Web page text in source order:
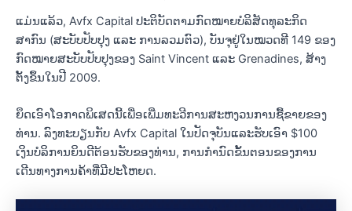
ແມ່ນແລ້ວ, Avfx Capital ປະຕິບັດຕາມກົດໝາຍບໍລິສັດທຸລະກິດ
ສາກົນ (ສະບັບປັບປຸງ ແລະ ການລວມຕົວ), ບັນຈຸຢູ່ໃນໝວດທີ 149 ຂອງ
ກົດໝາຍສະບັບປັບປຸງຂອງ Saint Vincent ແລະ Grenadines, ສ້າງ
ຕັ້ງຂຶ້ນໃນປີ 2009.
ຍຶດເອົາໂອກາດພິເສດນີ້ເພື່ອເພີ່ມທະວີການສະຫງວນການຊື້ຂາຍຂອງ
ທ່ານ. ລົງ​ທະ​ບຽນ​ກັບ Avfx Capital ໃນ​ປັດ​ຈຸ​ບັນ​ແລະ​ຮັບ​ເອົາ $100
ເງິນ​ບໍ​ລິ​ການ​ຍິນ​ດີ​ຕ້ອນ​ຮັບ​ຂອງ​ທ່ານ​, ການ​ກໍາ​ນົດ​ຂັ້ນ​ຕອນ​ຂອງ​ການ​
ເດີນ​ທາງ​ການ​ຄ້າ​ທີ່​ມີ​ປະ​ໂຫຍດ​.